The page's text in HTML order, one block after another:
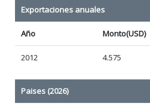
Exportaciones anuales
Año Monto(USD)
2012 4.575
Paises (2026)